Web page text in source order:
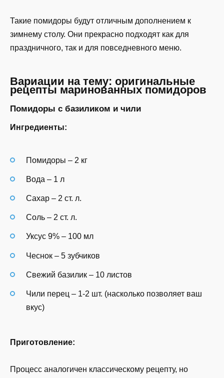
Такие помидоры будут отличным дополнением к
зимнему столу. Они прекрасно подходят как для
праздничного, так и для повседневного меню.
Вариации на тему: оригинальные
рецепты маринованных помидоров
Помидоры с базиликом и чили
Ингредиенты:
Помидоры – 2 кг
Вода – 1 л
Сахар – 2 ст. л.
Соль – 2 ст. л.
Уксус 9% – 100 мл
Чеснок – 5 зубчиков
Свежий базилик – 10 листов
Чили перец – 1-2 шт. (насколько позволяет ваш
вкус)
Приготовление:
Процесс аналогичен классическому рецепту, но